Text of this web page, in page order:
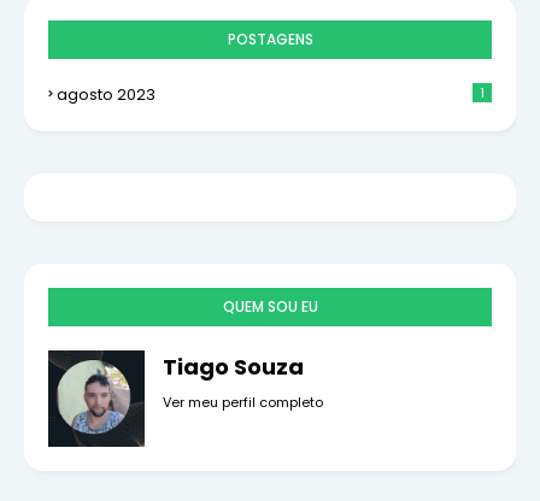
POSTAGENS
agosto 2023 1
QUEM SOU EU
Tiago Souza
Ver meu perfil completo